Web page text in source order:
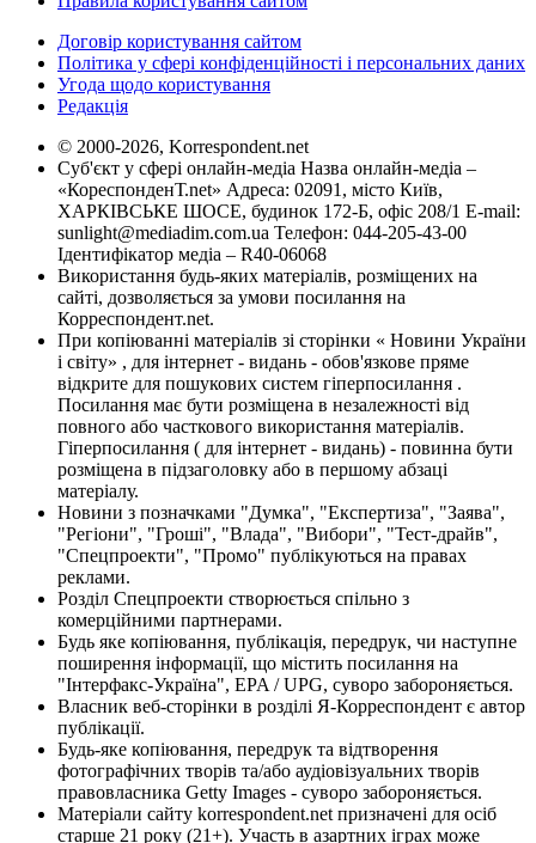
Договір користування сайтом
Політика у сфері конфіденційності і персональних даних
Угода щодо користування
Редакція
© 2000-2026, Korrespondent.net
Суб'єкт у сфері онлайн-медіа Назва онлайн-медіа –
«КореспонденТ.net» Адреса: 02091, місто Київ,
ХАРКІВСЬКЕ ШОСЕ, будинок 172-Б, офіс 208/1 E-mail:
sunlight@mediadim.com.ua Телефон: 044-205-43-00
Ідентифікатор медіа – R40-06068
Використання будь-яких матеріалів, розміщених на
сайті, дозволяється за умови посилання на
Корреспондент.net.
При копіюванні матеріалів зі сторінки « Новини України
і світу» , для інтернет - видань - обов'язкове пряме
відкрите для пошукових систем гіперпосилання .
Посилання має бути розміщена в незалежності від
повного або часткового використання матеріалів.
Гіперпосилання ( для інтернет - видань) - повинна бути
розміщена в підзаголовку або в першому абзаці
матеріалу.
Новини з позначками "Думка", "Експертиза", "Заява",
"Регіони", "Гроші", "Влада", "Вибори", "Тест-драйв",
"Спецпроекти", "Промо" публікуються на правах
реклами.
Розділ Спецпроекти створюється спільно з
комерційними партнерами.
Будь яке копіювання, публікація, передрук, чи наступне
поширення інформації, що містить посилання на
"Інтерфакс-Україна", EPA / UPG, суворо забороняється.
Власник веб-сторінки в розділі Я-Корреспондент є автор
публікації.
Будь-яке копіювання, передрук та відтворення
фотографічних творів та/або аудіовізуальних творів
правовласника Getty Images - суворо забороняється.
Матеріали сайту korrespondent.net призначені для осіб
старше 21 року (21+). Участь в азартних іграх може